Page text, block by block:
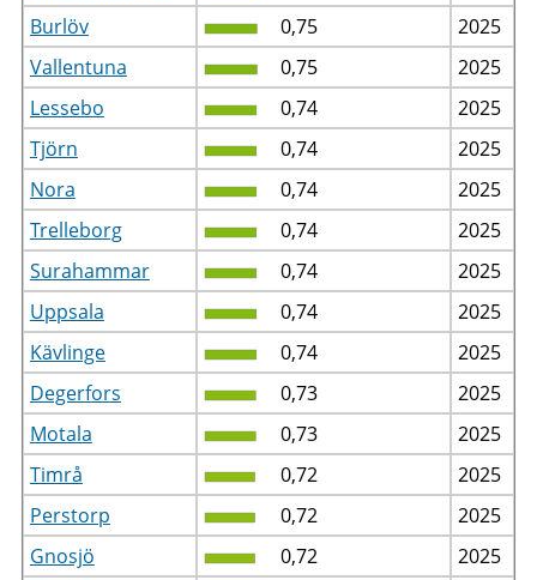
Burlöv
0,75
2025
Vallentuna
0,75
2025
Lessebo
0,74
2025
Tjörn
0,74
2025
Nora
0,74
2025
Trelleborg
0,74
2025
Surahammar
0,74
2025
Uppsala
0,74
2025
Kävlinge
0,74
2025
Degerfors
0,73
2025
Motala
0,73
2025
Timrå
0,72
2025
Perstorp
0,72
2025
Gnosjö
0,72
2025